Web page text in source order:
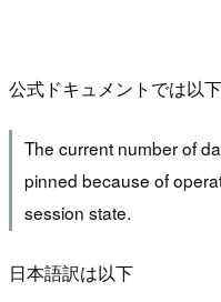
公式ドキュメントでは以
The current number of
pinned because of
session state.
日本語訳は以下